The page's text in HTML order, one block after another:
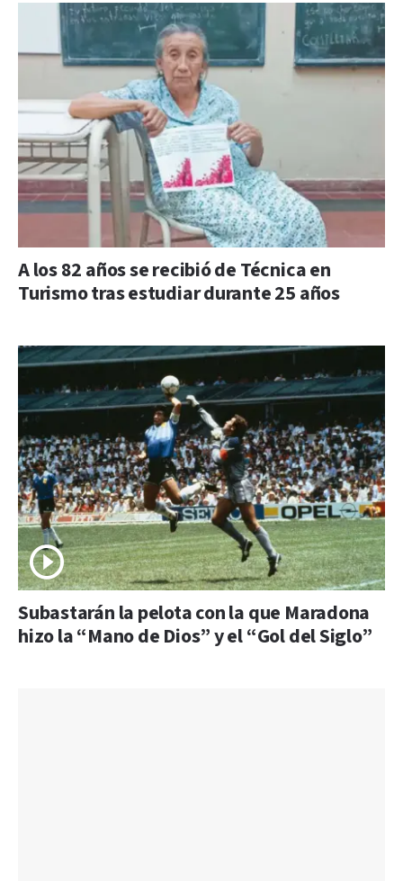
A los 82 años se recibió de Técnica en
Turismo tras estudiar durante 25 años
Subastarán la pelota con la que Maradona
hizo la “Mano de Dios” y el “Gol del Siglo”